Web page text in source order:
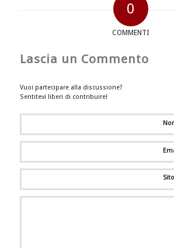
0
COMMENTI
Lascia un Commento
Vuoi partecipare alla discussione?
Sentitevi liberi di contribuire!